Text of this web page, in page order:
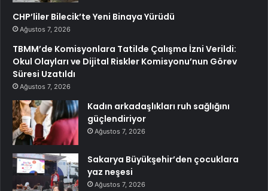
CHP’liler Bilecik’te Yeni Binaya Yürüdü
Ağustos 7, 2026
TBMM’de Komisyonlara Tatilde Çalışma İzni Verildi:
Okul Olayları ve Dijital Riskler Komisyonu’nun Görev
Süresi Uzatıldı
Ağustos 7, 2026
Kadın arkadaşlıkları ruh sağlığını
güçlendiriyor
Ağustos 7, 2026
Sakarya Büyükşehir’den çocuklara
yaz neşesi
Ağustos 7, 2026